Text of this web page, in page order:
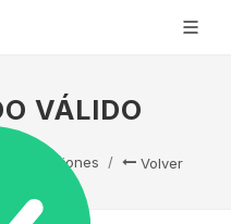
VÁLIDO
Capacitaciones Volver